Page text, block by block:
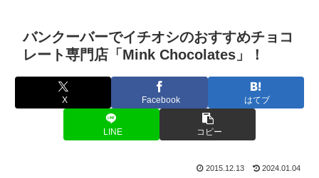
バンクーバーでイチオシのおすすめチョコ
レート専門店「Mink Chocolates」！
X Facebook はてブ
LINE コピー
2015.12.13 2024.01.04